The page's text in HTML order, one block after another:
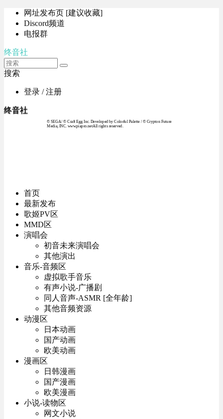
网址发布页 [建议收藏]
Discord频道
电报群
终音社
搜索
登录 / 注册
终音社
© SEGA / © Craft Egg Inc. Developed by Colorful Palette / © Crypton Future
Media, INC. www.piapro.netAll rights reserved.
首页
最新发布
歌姬PV区
MMD区
演唱会
初音未来演唱会
其他演出
音乐-音频区
虚拟歌手音乐
有声小说-广播剧
同人音声-ASMR [全年龄]
其他音频资源
动漫区
日本动画
国产动画
欧美动画
漫画区
日韩漫画
国产漫画
欧美漫画
小说-读物区
网文小说